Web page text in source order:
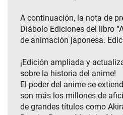
A continuación, la nota de
Diábolo Ediciones del libro
de animación japonesa.
¡Edición ampliada y
sobre la historia del anime!
El poder del anime se
son más los millones de
de grandes títulos como